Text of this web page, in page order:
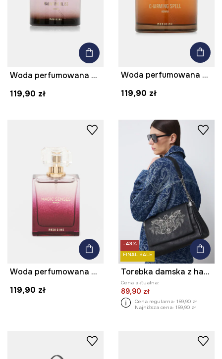
Woda perfumowana damska Haunting Bliss 60 ml
119,90 zł
Woda perfumowana Charming Spell 60 ml
119,90 zł
Woda perfumowana Magic Senses 50 ml kolor multicolor
119,90 zł
-43%
FINAL SALE
Torebka damska z haftami
Cena aktualna:
89,90 zł
Cena regularna: 159,90 zł
Najniższa cena: 159,90 zł